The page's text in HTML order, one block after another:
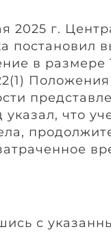
2025 г.
постановил
в размере
что
с